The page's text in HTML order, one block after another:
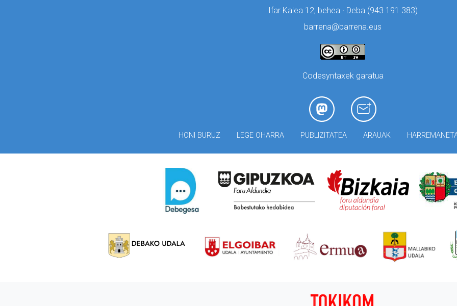
Ifar Kalea 12, behea · Deba (943 191 383)
barrena@barrena.eus
Codesyntaxek garatua
HONI BURUZ LEGE OHARRA PUBLIZITATEA ARAUAK